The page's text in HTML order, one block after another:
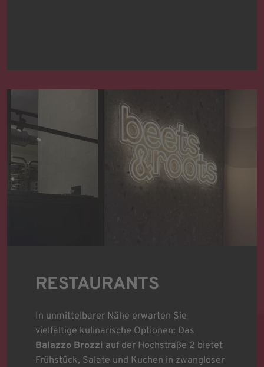
RESTAURANTS
In unmittelbarer Nähe erwarten Sie
vielfältige kulinarische Optionen: Das
Balazzo Brozzi auf der Hochstraße 2 bietet
Frühstück, Salate und Kuchen in zwangloser